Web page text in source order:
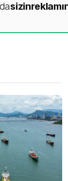
sizin